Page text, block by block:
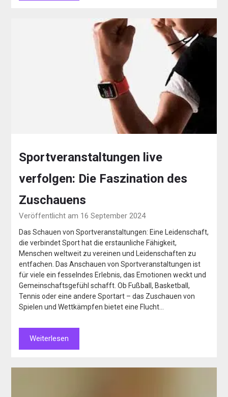
Sportveranstaltungen live
verfolgen: Die Faszination des
Zuschauens
Veröffentlicht am 16 September 2024
Das Schauen von Sportveranstaltungen: Eine Leidenschaft,
die verbindet Sport hat die erstaunliche Fähigkeit,
Menschen weltweit zu vereinen und Leidenschaften zu
entfachen. Das Anschauen von Sportveranstaltungen ist
für viele ein fesselndes Erlebnis, das Emotionen weckt und
Gemeinschaftsgefühl schafft. Ob Fußball, Basketball,
Tennis oder eine andere Sportart – das Zuschauen von
Spielen und Wettkämpfen bietet eine Flucht…
Weiterlesen